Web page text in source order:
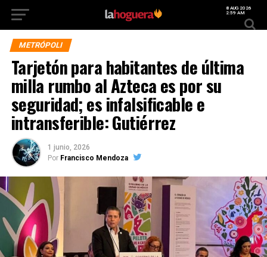
8 AUG 2026
2:59 AM
METRÓPOLI
Tarjetón para habitantes de última
milla rumbo al Azteca es por su
seguridad; es infalsificable e
intransferible: Gutiérrez
1 junio, 2026
Por Francisco Mendoza